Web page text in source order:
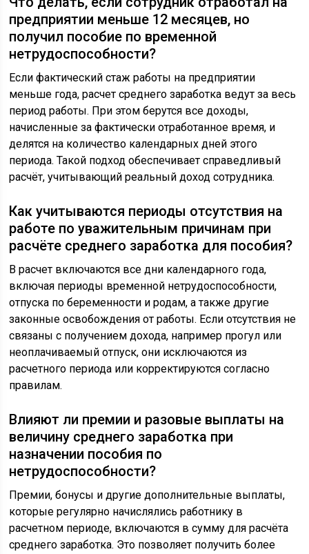
предприятии меньше 12 месяцев, но
получил пособие по временной
нетрудоспособности?
Если фактический стаж работы на предприятии
меньше года, расчет среднего заработка ведут за весь
период работы. При этом берутся все доходы,
начисленные за фактически отработанное время, и
делятся на количество календарных дней этого
периода. Такой подход обеспечивает справедливый
расчёт, учитывающий реальный доход сотрудника.
Как учитываются периоды отсутствия на
работе по уважительным причинам при
расчёте среднего заработка для пособия?
В расчет включаются все дни календарного года,
включая периоды временной нетрудоспособности,
отпуска по беременности и родам, а также другие
законные освобождения от работы. Если отсутствия не
связаны с получением дохода, например прогул или
неоплачиваемый отпуск, они исключаются из
расчетного периода или корректируются согласно
правилам.
Влияют ли премии и разовые выплаты на
величину среднего заработка при
назначении пособия по
нетрудоспособности?
Премии, бонусы и другие дополнительные выплаты,
которые регулярно начислялись работнику в
расчетном периоде, включаются в сумму для расчёта
среднего заработка. Это позволяет получить более